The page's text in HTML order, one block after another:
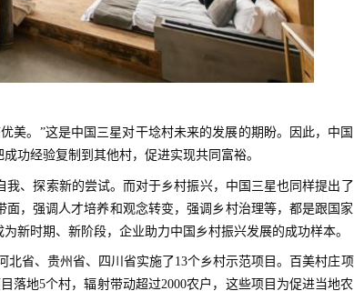
美。”这是中国三星对干埝村未来的发展的期盼。因此，中国
功经验复制到其他村，促进实现共同富裕。
、探索新的尝试。而对于乡村振兴，中国三星也同样提出了
，强调人才培养和观念转变，强调乡村治理等，都是跟国家
新时期、新阶段，企业助力中国乡村振兴发展的成功样本。
省、贵州省、四川省实施了13个乡村示范项目。百美村庄项
落地5个村，辐射带动超过2000农户，这些项目为促进当地农